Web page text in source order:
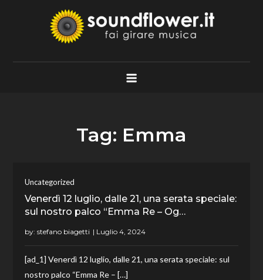
Soundflower.it
Fai Girare Musica
Tag: Emma
Uncategorized
Venerdì 12 luglio, dalle 21, una serata speciale:
sul nostro palco “Emma Re – Og…
by:stefano biagetti
[ad_1] Venerdì 12 luglio, dalle 21, una serata speciale: sul
nostro palco “Emma Re – […]